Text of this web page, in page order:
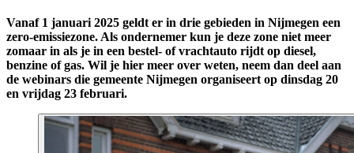
Vanaf 1 januari 2025 geldt er in drie gebieden in Nijmegen een
zero-emissiezone. Als ondernemer kun je deze zone niet meer
zomaar in als je in een bestel- of vrachtauto rijdt op diesel,
benzine of gas. Wil je hier meer over weten, neem dan deel aan
de webinars die gemeente Nijmegen organiseert op dinsdag 20
en vrijdag 23 februari.